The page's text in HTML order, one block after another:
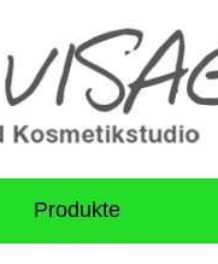
Produkte